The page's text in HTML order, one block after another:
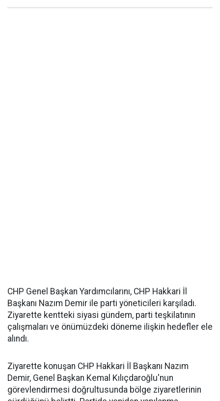
CHP Genel Başkan Yardımcılarını, CHP Hakkari İl
Başkanı Nazım Demir ile parti yöneticileri karşıladı.
Ziyarette kentteki siyasi gündem, parti teşkilatının
çalışmaları ve önümüzdeki döneme ilişkin hedefler ele
alındı.
Ziyarette konuşan CHP Hakkari İl Başkanı Nazım
Demir, Genel Başkan Kemal Kılıçdaroğlu'nun
görevlendirmesi doğrultusunda bölge ziyaretlerinin